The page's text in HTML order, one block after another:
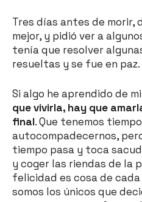
Tres días antes de morir,
mejor, y pidió ver a
tenía que resolver
resueltas y se fue en paz.
Si algo he aprendido de
que vivirla, hay que
final. Que tenemos
autocompadecernos,
tiempo pasa y toca
y coger las riendas de la
felicidad es cosa de
somos los únicos que